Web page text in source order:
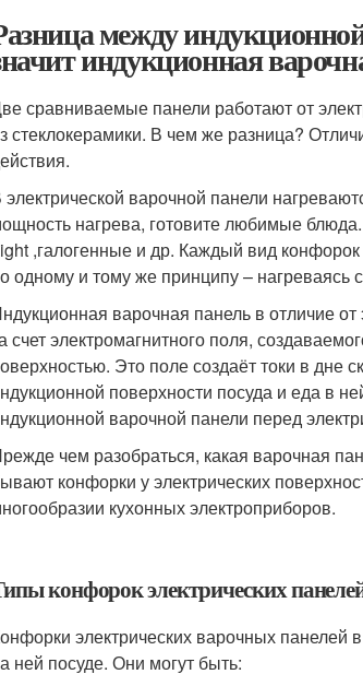
между
индукционная
сравниваемые панели работают от
стеклокерамики. В чем же разница?
электрической варочной панели
нагрева, готовите любимые
,галогенные и др. Каждый вид конфорок
одному и тому же принципу – нагреваясь
варочная панель в отличие
счет электромагнитного поля,
Это поле создаёт токи в дне
поверхности посуда и еда в
варочной панели перед
чем разобраться, какая варочная
конфорки у электрических
кухонных электроприборов.
конфорок электрических
электрических варочных панелей
ней посуде. Они могут быть: